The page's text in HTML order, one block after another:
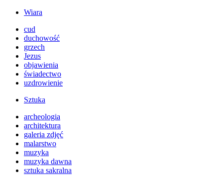
Wiara
cud
duchowość
grzech
Jezus
objawienia
świadectwo
uzdrowienie
Sztuka
archeologia
architektura
galeria zdjęć
malarstwo
muzyka
muzyka dawna
sztuka sakralna